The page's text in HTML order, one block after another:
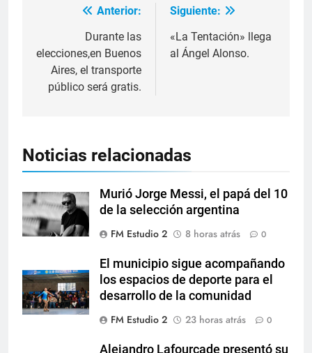
Anterior:
Durante las
elecciones,en Buenos
Aires, el transporte
público será gratis.
Siguiente:
«La Tentación» llega
al Ángel Alonso.
Noticias relacionadas
Murió Jorge Messi, el papá del 10
de la selección argentina
FM Estudio 2
8 horas atrás 0
El municipio sigue acompañando
los espacios de deporte para el
desarrollo de la comunidad
FM Estudio 2
23 horas atrás 0
Alejandro Lafourcade presentó su